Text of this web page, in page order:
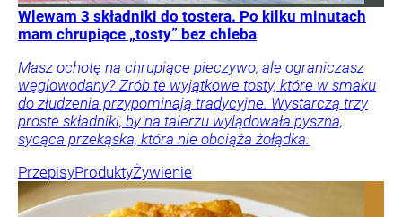
Wlewam 3 składniki do tostera. Po kilku minutach
mam chrupiące „tosty” bez chleba
Masz ochotę na chrupiące pieczywo, ale ograniczasz
węglowodany? Zrób te wyjątkowe tosty, które w smaku
do złudzenia przypominają tradycyjne. Wystarczą trzy
proste składniki, by na talerzu wylądowała pyszna,
sycąca przekąska, która nie obciąża żołądka.
PrzepisyProduktyŻywienie